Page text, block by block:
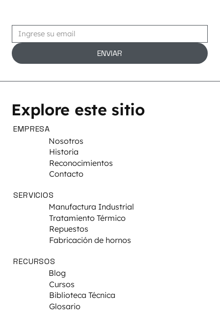
ENVIAR
Explore este sitio
EMPRESA
Nosotros
Historia
Reconocimientos
Contacto
SERVICIOS
Manufactura Industrial
Tratamiento Térmico
Repuestos
Fabricación de hornos
RECURSOS
Blog
Cursos
Biblioteca Técnica
Glosario